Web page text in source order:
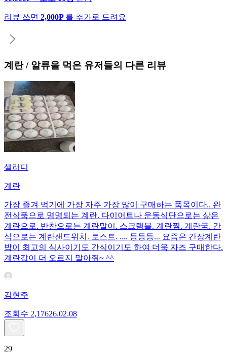
리뷰 쓰면 2,000P 를 추가로 드려요
계란 / 알류을 먹은 유저들의 다른 리뷰
샐러디
계란
가장 즐겨 먹기에 가장 자주 가장 많이 구매하는 품목이다.. 완
전식품으로 명명되는 계란. 다이어트나 운동식단으로는 삶은
계란으로. 반찬으로는 계란말이. 스크램블. 계란찜. 계란국. 간
식으로는 계란샌드위치. 토스트. .... 등등등... 요즘은 간장계란
밥이 최고의 식사이기도 간식이기도 하여 더욱 자즈 구매한다.
계란값이 더 오르지 말아줘~ ^^
김현주
조회수 2,17626.02.08
29